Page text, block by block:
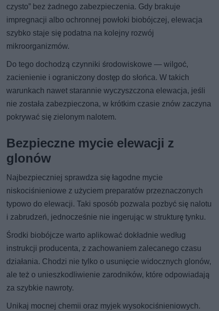
czysto” bez żadnego zabezpieczenia. Gdy brakuje
impregnacji albo ochronnej powłoki biobójczej, elewacja
szybko staje się podatna na kolejny rozwój
mikroorganizmów.
Do tego dochodzą czynniki środowiskowe — wilgoć,
zacienienie i ograniczony dostęp do słońca. W takich
warunkach nawet starannie wyczyszczona elewacja, jeśli
nie została zabezpieczona, w krótkim czasie znów zaczyna
pokrywać się zielonym nalotem.
Bezpieczne mycie elewacji z
glonów
Najbezpieczniej sprawdza się łagodne mycie
niskociśnieniowe z użyciem preparatów przeznaczonych
typowo do elewacji. Taki sposób pozwala pozbyć się nalotu
i zabrudzeń, jednocześnie nie ingerując w strukturę tynku.
Środki biobójcze warto aplikować dokładnie według
instrukcji producenta, z zachowaniem zalecanego czasu
działania. Chodzi nie tylko o usunięcie widocznych glonów,
ale też o unieszkodliwienie zarodników, które odpowiadają
za szybkie nawroty.
Unikaj mocnej chemii oraz myjek wysokociśnieniowych.